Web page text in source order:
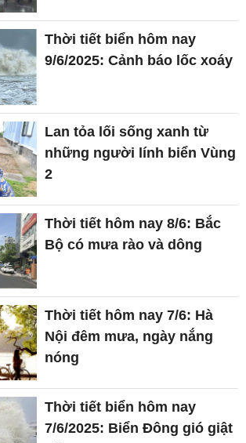
Thời tiết biển hôm nay
9/6/2025: Cảnh báo lốc xoáy
Lan tỏa lối sống xanh từ
những người lính biển Vùng
2
Thời tiết hôm nay 8/6: Bắc
Bộ có mưa rào và dông
Thời tiết hôm nay 7/6: Hà
Nội đêm mưa, ngày nắng
nóng
Thời tiết biển hôm nay
7/6/2025: Biển Đông gió giật